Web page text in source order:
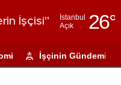
İşçisi"
İstanbul
Açık
26°
Adıyaman
İşçinin Gündemi